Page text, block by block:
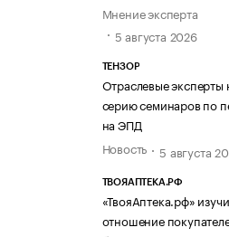
Мнение эксперта
5 августа 2026
ТЕНЗОР
Отраслевые эксперты
серию семинаров по
на ЭПД
Новость
5 августа
ТВОЯАПТЕКА.РФ
«ТвояАптека.рф»
отношение